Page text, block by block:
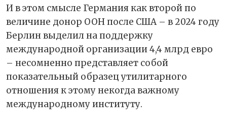
И в этом смысле Германия как второй по
величине донор ООН после США – в 2024 году
Берлин выделил на поддержку
международной организации 4,4 млрд евро
– несомненно представляет собой
показательный образец утилитарного
отношения к этому некогда важному
международному институту.